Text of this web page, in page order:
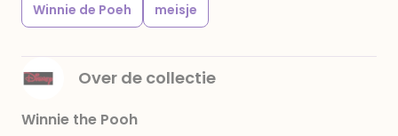
Winnie de Poeh
meisje
Over de collectie
Winnie the Pooh